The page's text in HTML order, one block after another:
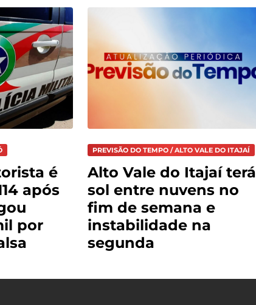
é
após
por
PREVISÃO DO TEMPO / ALTO VALE DO ITAJAÍ
Alto Vale do Itajaí terá
sol entre nuvens no
fim de semana e
instabilidade na
segunda